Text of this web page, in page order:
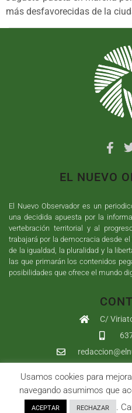
más desfavorecidas de la
EL NUEVO
El Nuevo Observador es un
una decidida apuesta por la
vertebración territorial y al
trabajará por la democracia desde
de la igualdad, la pluralidad y la
las que primarán los contenidos
posibilidades que ofrece el mundo
C/
Copyright ©2026 El Nuevo
yDesarrollo| All Rights
Privacidad|
Usamos cookies para
navegando asumimos que
ACEPTAR RECHAZAR .